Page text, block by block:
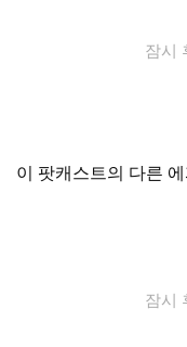
잠시
이 팟캐스트의 다른
잠시